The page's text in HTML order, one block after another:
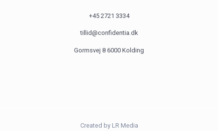
+45 2721 3334
tillid@confidentia.dk
Gormsvej 8 6000 Kolding
Created by LR Media